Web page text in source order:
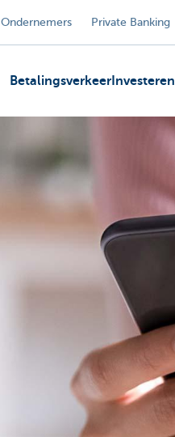
Ondernemers Private Banking
Betalingsverkeer Investeren